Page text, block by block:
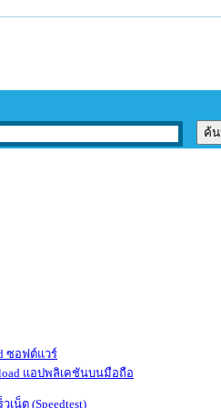
ซอฟต์แวร์
แอปพลิเคชันบนมือถือ
เน็ต (Speedtest)